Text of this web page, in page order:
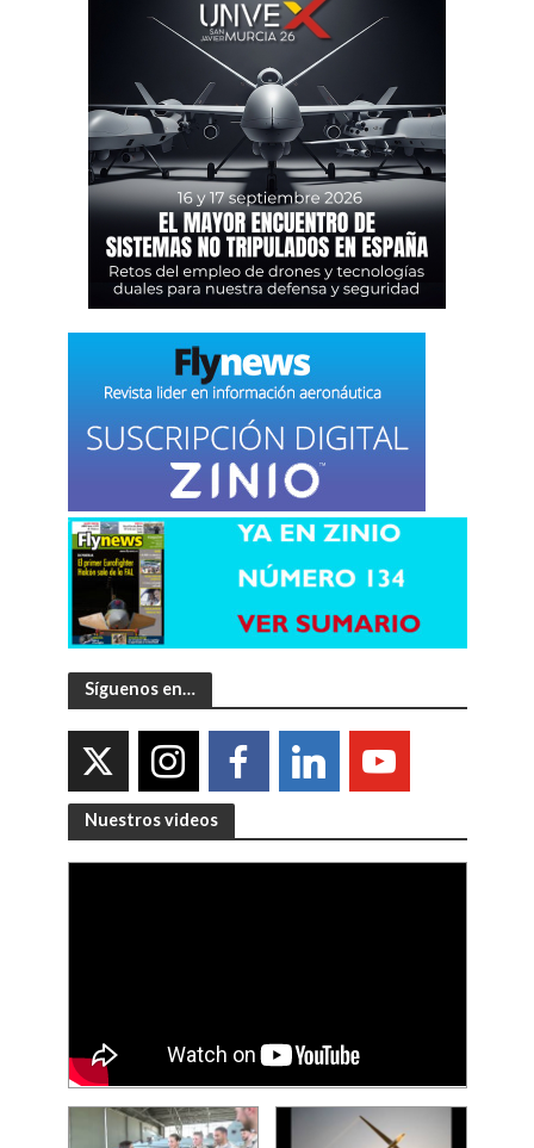
Síguenos en…
Nuestros videos